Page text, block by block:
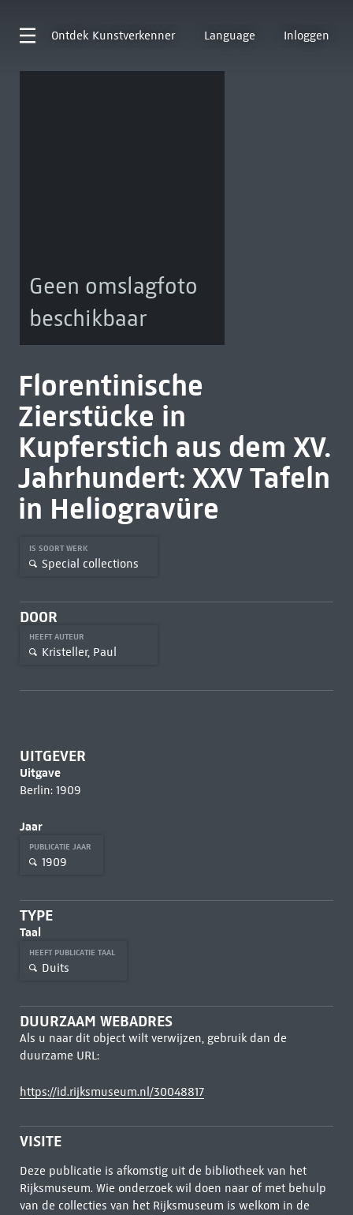
Ontdek Kunstverkenner Language Inloggen
Geen omslagfoto
beschikbaar
Florentinische
Zierstücke in
Kupferstich aus dem XV.
Jahrhundert: XXV Tafeln
in Heliogravüre
IS SOORT WERK
Special collections
DOOR
HEEFT AUTEUR
Kristeller, Paul
UITGEVER
Uitgave
Berlin: 1909
Jaar
PUBLICATIE JAAR
1909
TYPE
Taal
HEEFT PUBLICATIE TAAL
Duits
DUURZAAM WEBADRES
Als u naar dit object wilt verwijzen, gebruik dan de
duurzame URL:
https://id.rijksmuseum.nl/30048817
VISITE
Deze publicatie is afkomstig uit de bibliotheek van het
Rijksmuseum. Wie onderzoek wil doen naar of met behulp
van de collecties van het Rijksmuseum is welkom in de